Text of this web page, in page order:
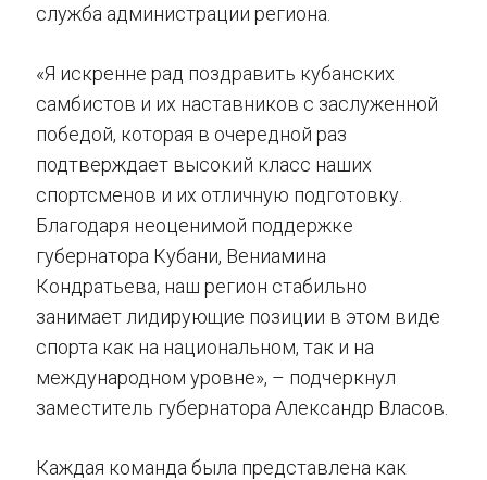
служба администрации региона.
«Я искренне рад поздравить кубанских
самбистов и их наставников с заслуженной
победой, которая в очередной раз
подтверждает высокий класс наших
спортсменов и их отличную подготовку.
Благодаря неоценимой поддержке
губернатора Кубани, Вениамина
Кондратьева, наш регион стабильно
занимает лидирующие позиции в этом виде
спорта как на национальном, так и на
международном уровне», – подчеркнул
заместитель губернатора Александр Власов.
Каждая команда была представлена как